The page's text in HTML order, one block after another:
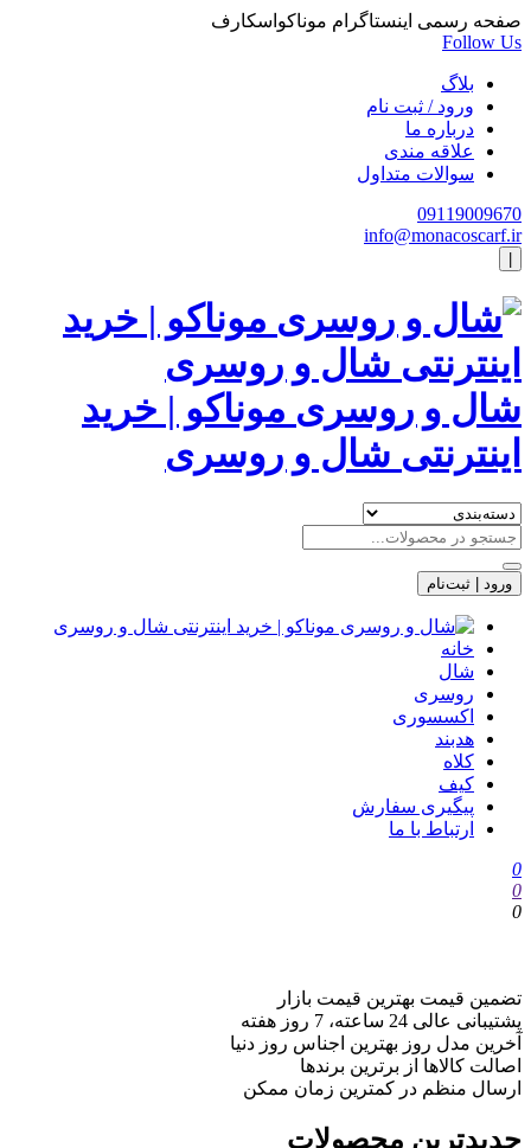
صفحه رسمی اینستاگرام موناکواسکارف
Follow Us
بلاگ
ورود / ثبت نام
درباره ما
علاقه مندی
سوالات متداول
09119009670
info@monacoscarf.ir
شال و روسری موناکو | خرید
اینترنتی شال و روسری
ورود | ثبت‌نام
خانه
شال
روسری
اکسسوری
هدبند
کلاه
کیف
پیگیری سفارش
ارتباط با ما
0
0
0
تضمین قیمت بهترین قیمت بازار
پشتیبانی عالی 24 ساعته، 7 روز هفته
آخرین مدل روز بهترین اجناس روز دنیا
اصالت کالاها از برترین برندها
ارسال منظم در کمترین زمان ممکن
جدیدترین محصولات